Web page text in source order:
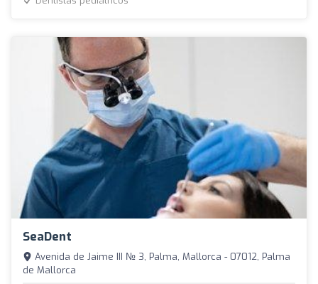
SeaDent
Avenida de Jaime III № 3, Palma, Mallorca - 07012, Palma
de Mallorca